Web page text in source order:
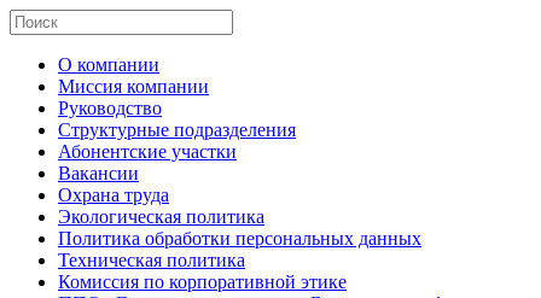
О компании
Миссия компании
Руководство
Структурные подразделения
Абонентские участки
Вакансии
Охрана труда
Экологическая политика
Политика обработки персональных данных
Техническая политика
Комиссия по корпоративной этике